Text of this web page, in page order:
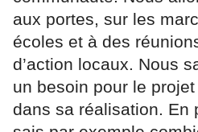
aux portes, sur les
écoles et à des
d’action locaux. Nous
un besoin pour le
dans sa réalisation. En